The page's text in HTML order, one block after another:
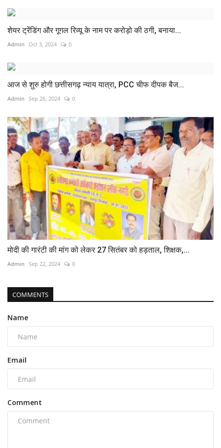
शेयर ट्रेंडिंग और गूगल रिव्यू के नाम पर करोड़ो की ठगी, बनाया...
Admin Oct 3, 2024 0
आज से शुरु होगी छत्तीसगढ़ न्याय यात्रा, PCC चीफ दीपक बैज...
Admin Sep 26, 2024 0
मोदी की गारंटी की मांग को लेकर 27 सितंबर को हड़ताल, शिक्षक,...
Admin Sep 22, 2024 0
COMMENTS
Name
Email
Comment